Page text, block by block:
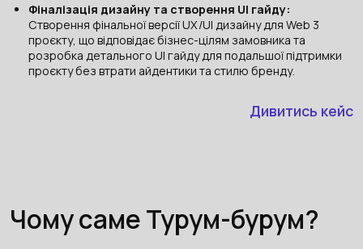
Фіналізація дизайну та створення UI гайду:
Створення фінальної версії UX/UI дизайну для Web 3
проєкту, що відповідає бізнес-цілям замовника та
розробка детального UI гайду для подальшої підтримки
проєкту без втрати айдентики та стилю бренду.
Дивитись кейс
Чому саме Турум-бурум?